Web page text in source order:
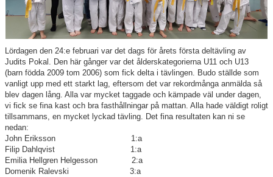
Bildgalleri
Frågor och svar
Resultatbörs
Kontakt
Profilkläder
Lördagen den 24:e februari var det dags för årets första deltävling av
Judits Pokal. Den här gånger var det ålderskategorierna U11 och U13
(barn födda 2009 tom 2006) som fick delta i tävlingen. Budo ställde som
vanligt upp med ett starkt lag, eftersom det var rekordmånga anmälda så
blev dagen lång. Alla var mycket taggade och kämpade väl under dagen,
vi fick se fina kast och bra fasthållningar på mattan. Alla hade väldigt roligt
tillsammans, en mycket lyckad tävling. Det fina resultaten kan ni se
nedan:
John Eriksson 1:a
Filip Dahlqvist 1:a
Emilia Hellgren Helgesson 2:a
Domenik Ralevski 3:a